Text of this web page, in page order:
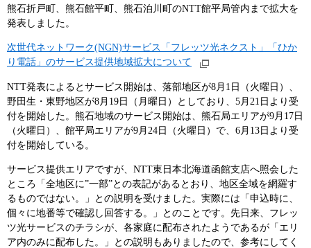
熊石折戸町、熊石館平町、熊石泊川町のNTT館平局管内まで拡大を
発表しました。
次世代ネットワーク(NGN)サービス「フレッツ光ネクスト」「ひか
り電話」のサービス提供地域拡大について
NTT発表によるとサービス開始は、落部地区が8月1日（火曜日）、
野田生・東野地区が8月19日（月曜日）としており、5月21日より受
付を開始した。熊石地域のサービス開始は、熊石局エリアが9月17日
（火曜日）、館平局エリアが9月24日（火曜日）で、6月13日より受
付を開始している。
サービス提供エリアですが、NTT東日本北海道函館支店へ照会した
ところ「全地区に”一部”との表記があるとおり、地区全域を網羅す
るものではない。」との説明を受けました。実際には「申込時に、
個々に地番等で確認し回答する。」とのことです。先日来、フレッ
ツ光サービスのチラシが、各家庭に配布されたようであるが「エリ
ア内のみに配布した。」との説明もありましたので、参考にしてく